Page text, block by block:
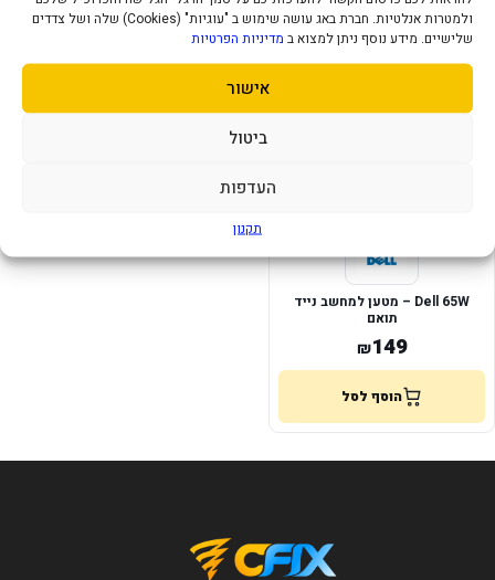
ולמטרות אנלטיות. חברת באג עושה שימוש ב "עוגיות" (Cookies) שלה ושל צדדים
שלישיים. מידע נוסף ניתן למצוא ב מדיניות הפרטיות
אישור
ביטול
העדפות
תקנון
הוסף לסל הוסף לסל
Dell 65W – מטען למחשב נייד
תואם
₪149
הוסף לסל